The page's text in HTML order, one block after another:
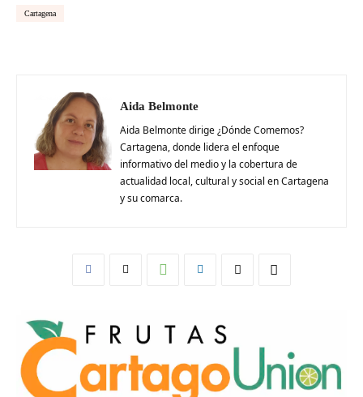
Cartagena
Aida Belmonte
Aida Belmonte dirige ¿Dónde Comemos?
Cartagena, donde lidera el enfoque
informativo del medio y la cobertura de
actualidad local, cultural y social en Cartagena
y su comarca.